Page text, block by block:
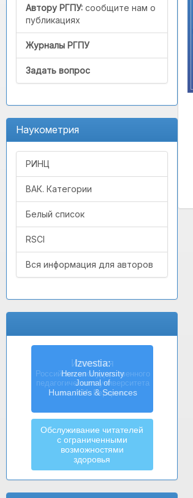
Автору РГПУ: сообщите нам о
публикациях
Журналы РГПУ
Задать вопрос
Наукометрия
РИНЦ
ВАК. Категории
Белый список
RSCI
Вся информация для авторов
Izvestia:
Herzen University
Journal of
Humanities & Sciences
Обслуживание читателей
с ограниченными
возможностями
здоровья